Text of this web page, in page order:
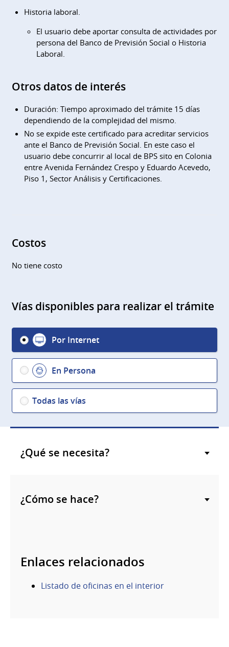
Historia laboral.
El usuario debe aportar consulta de actividades por
persona del Banco de Previsión Social o Historia
Laboral.
Otros datos de interés
Duración: Tiempo aproximado del trámite 15 días
dependiendo de la complejidad del mismo.
No se expide este certificado para acreditar servicios
ante el Banco de Previsión Social. En este caso el
usuario debe concurrir al local de BPS sito en Colonia
entre Avenida Fernández Crespo y Eduardo Acevedo,
Piso 1, Sector Análisis y Certificaciones.
Costos
No tiene costo
Vías disponibles para realizar el trámite
Por Internet
En Persona
Todas las vías
¿Qué se necesita?
¿Cómo se hace?
Enlaces relacionados
Listado de oficinas en el interior